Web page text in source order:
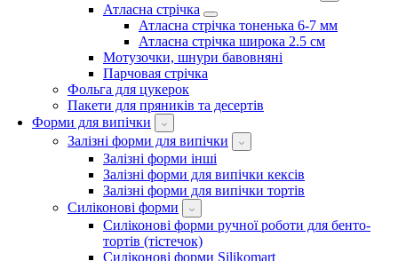
Атласна стрічка
Атласна стрічка тоненька 6-7 мм
Атласна стрічка широка 2.5 см
Мотузочки, шнури бавовняні
Парчовая стрічка
Фольга для цукерок
Пакети для пряників та десертів
Форми для випічки
Залізні форми для випічки
Залізні форми інші
Залізні форми для випічки кексів
Залізні форми для випічки тортів
Силіконові форми
Силіконові форми ручної роботи для бенто-
тортів (тістечок)
Силіконові форми Silikomart